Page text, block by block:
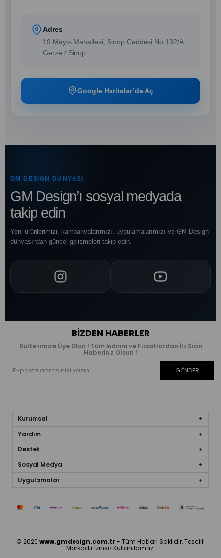
Adres
19 Mayıs Mahallesi, Sinop Caddesi No:132/A
Gerze / Sinop
Google Haritalar’da Aç
GM DESIGN DÜNYASI
GM Design’ı sosyal medyada
takip edin
Yeni ürünlerimizi, kampanyalarımızı, uygulamalarımızı ve GM Design
dünyasından güncel gelişmeleri takip edin.
BIZDEN HABERLER
Bültenimize Üye Olun ! Tüm İndirim ve Fırsatlardan İlk Sizin
Haberiniz Olsun !
GÖNDER
Kurumsal
Yardım
Destek
Sosyal Medya
Uygulamalar
© 2020 www.gmdesign.com.tr - Tüm Hakları Saklıdır. Tescilli
Markadır İzinsiz Kullanılamaz.